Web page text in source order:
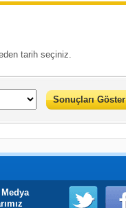
tarih seçiniz.
Sonuçları Göster